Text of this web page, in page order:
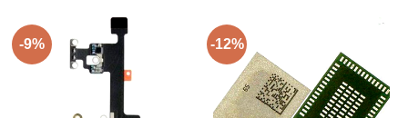
-9% -12%